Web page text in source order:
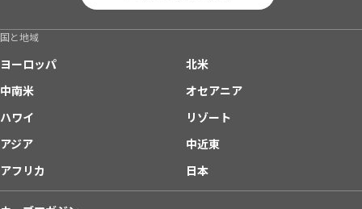
国と地域
ヨーロッパ
北米
中南米
オセアニア
ハワイ
リゾート
アジア
中近東
アフリカ
日本